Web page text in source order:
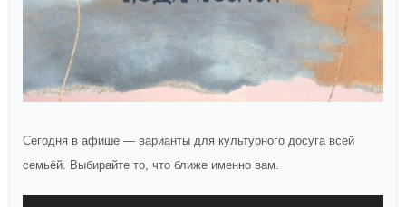
Сегодня в афише — варианты для культурного досуга всей
семьёй. Выбирайте то, что ближе именно вам.